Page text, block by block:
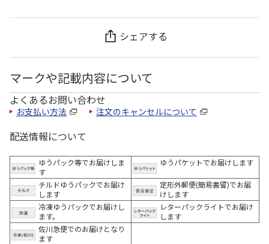
シェアする
マークや記載内容について
よくあるお問い合わせ
お支払い方法 注文のキャンセルについて
配送情報について
ゆうパック等でお届けしま
す
ゆうパケットでお届けします
チルドゆうパックでお届け
します
定形外郵便(簡易書留)でお届
けします
冷凍ゆうパックでお届けし
ます。
レターパックライトでお届け
します
佐川急便でのお届けとなり
ます